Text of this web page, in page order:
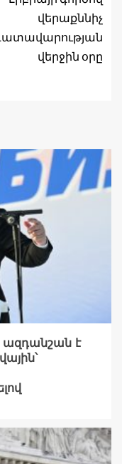
վերաքննիչ
վերջին օրը
ազդանշան է